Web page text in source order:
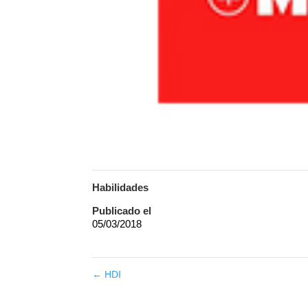
Habilidades
Publicado el
05/03/2018
← HDI